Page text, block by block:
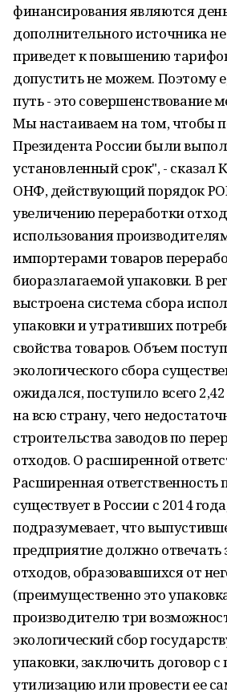
финансирования являются
дополнительного источника не
приведет к повышению
допустить не можем. Поэтому
путь - это совершенствование
Мы настаиваем на том, чтобы
Президента России были
установленный срок", - сказал
ОНФ, действующий порядок
увеличению переработки
использования
импортерами товаров
биоразлагаемой упаковки. В
выстроена система сбора
упаковки и утративших
свойства товаров. Объем
экологического сбора
ожидался, поступило всего
на всю страну, чего
строительства заводов по
отходов. О расширенной
Расширенная ответственность
существует в России с 2014
подразумевает, что
предприятие должно отвечать
отходов, образовавшихся от
(преимущественно это
производителю три
экологический сбор
упаковки, заключить договор
утилизацию или провести ее